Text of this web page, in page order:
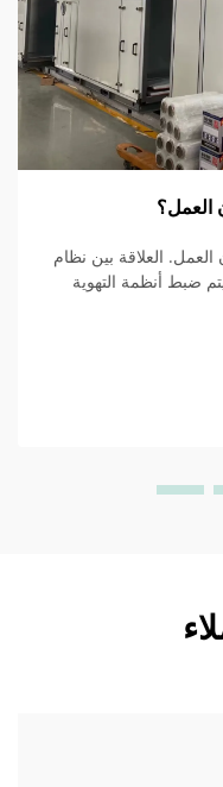
العمل؟
العلاقة بين نظام
ضبط أنظمة التهوية